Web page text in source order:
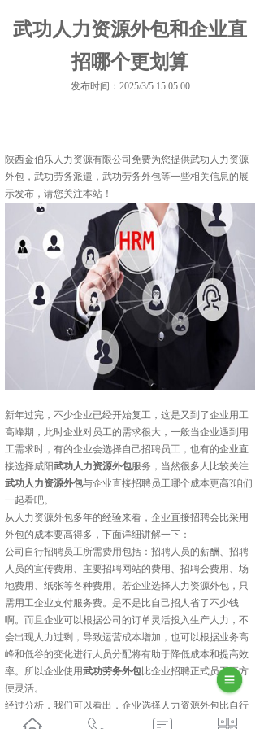
武功人力资源外包和企业直
招哪个更划算
发布时间：2025/3/5 15:05:00
陕西金伯乐人力资源有限公司免费为您提供武功人力资源
外包 ，武功劳务派遣，武功劳务外包等一些相关信息的展
示发布，请您关注本站！
新年过完，不少企业已经开始复工，这是又到了企业用工
高峰期，此时企业对员工的需求很大，一般当企业遇到用
工需求时，有的企业会选择自己招聘员工，也有的企业直
接选择咸阳武功人力资源外包服务，当然很多人比较关注
武功人力资源外包与企业直接招聘员工哪个成本更高?咱们
一起看吧。
从人力资源外包多年的经验来看，企业直接招聘会比采用
外包的成本要高得多，下面详细讲解一下：
公司自行招聘员工所需费用包括：招聘人员的薪酬、招聘
人员的宣传费用、主要招聘网站的费用、招聘会费用、场
地费用、纸张等各种费用。若企业选择人力资源外包，只
需用工企业支付服务费。是不是比自己招人省了不少钱
啊。而且企业可以根据公司的订单灵活投入生产人力，不
会出现人力过剩，导致运营成本增加，也可以根据业务高
峰和低谷的变化进行人员分配将有助于降低成本和提高效
率。所以企业使用武功劳务外包比企业招聘正式员工更方
便灵活。
经过分析，我们可以看出，企业选择人力资源外包比自行
招聘员工更为节约成本，因此由于订单增多，企业急需大